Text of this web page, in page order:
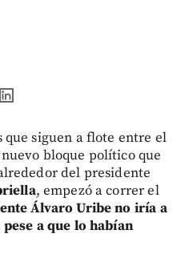
que siguen a flote entre el
bloque político que
del presidente
, empezó a correr el
Álvaro Uribe no iría a
a que lo habían